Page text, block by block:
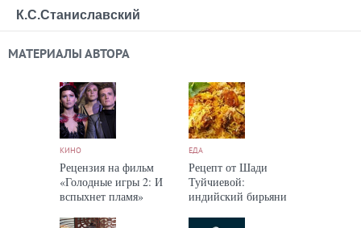
К.С.Станиславский
МАТЕРИАЛЫ АВТОРА
КИНО
Рецензия на фильм
«Голодные игры 2: И
вспыхнет пламя»
ЕДА
Рецепт от Шади
Туйчиевой:
индийский бирьяни